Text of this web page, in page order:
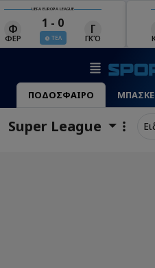
UEFA EUROPA LEAGUE
Κ 18:00
06 Αυγ ΟΥΝ
ΠΟΔΟΣΦΑΙΡΟ
Super League